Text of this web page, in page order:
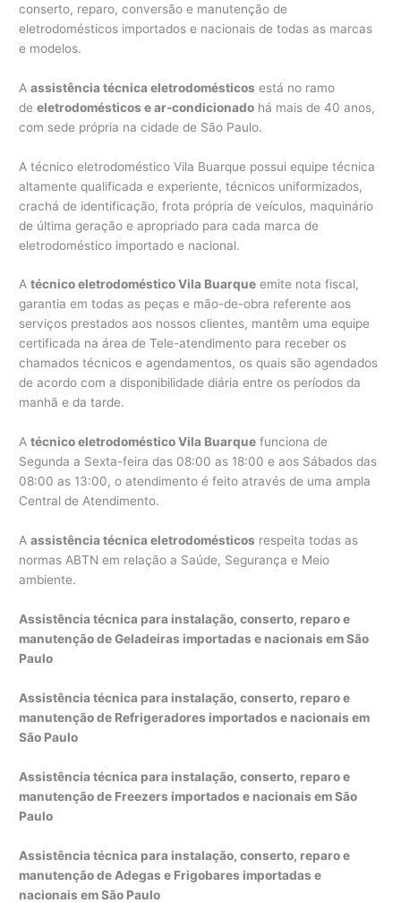
conserto, reparo, conversão e manutenção de
eletrodomésticos importados e nacionais de todas as marcas
e modelos.
Aassistência técnica eletrodomésticos está no ramo
deeletrodomésticos e ar-condicionado há mais de 40 anos,
com sede própria na cidade de São Paulo.
A técnico eletrodoméstico Vila Buarque possui equipe técnica
altamente qualificada e experiente, técnicos uniformizados,
crachá de identificação, frota própria de veículos, maquinário
de última geração e apropriado para cada marca de
eletrodoméstico importado e nacional.
Atécnico eletrodoméstico Vila Buarque emite nota fiscal,
garantia em todas as peças e mão-de-obra referente aos
serviços prestados aos nossos clientes, mantêm uma equipe
certificada na área de Tele-atendimento para receber os
chamados técnicos e agendamentos, os quais são agendados
de acordo com a disponibilidade diária entre os períodos da
manhã e da tarde.
Atécnico eletrodoméstico Vila Buarque funciona de
Segunda a Sexta-feira das 08:00 as 18:00 e aos Sábados das
08:00 as 13:00, o atendimento é feito através de uma ampla
Central de Atendimento.
Aassistência técnica eletrodomésticos respeita todas as
normas ABTN em relação a Saúde, Segurança e Meio
ambiente.
Assistência técnica para instalação, conserto, reparo e
manutenção de Geladeiras importadas e nacionais em São
Paulo
Assistência técnica para instalação, conserto, reparo e
manutenção de Refrigeradores importados e nacionais em
São Paulo
Assistência técnica para instalação, conserto, reparo e
manutenção de Freezers importados e nacionais em São
Paulo
Assistência técnica para instalação, conserto, reparo e
manutenção de Adegas e Frigobares importadas e
nacionais em São Paulo